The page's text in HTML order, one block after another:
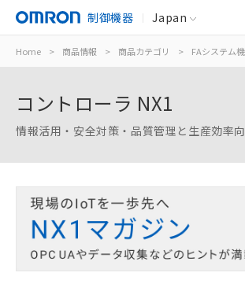
制御機器 Japan
Home > 商品情報 > 商品カテゴリ > FAシステム
コントローラ NX1
情報活用・安全対策・品質管理と生産効率